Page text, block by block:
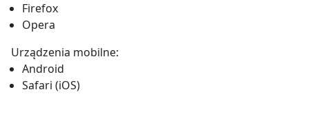
Firefox
Opera
Urządzenia mobilne:
Android
Safari (iOS)